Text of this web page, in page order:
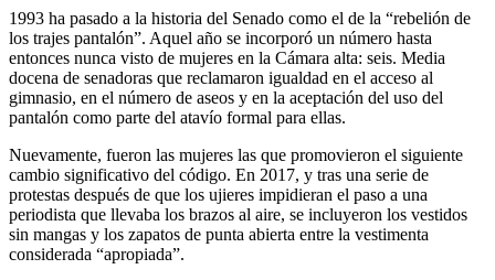
1993 ha pasado a la historia del Senado como el de la “rebelión de
los trajes pantalón”. Aquel año se incorporó un número hasta
entonces nunca visto de mujeres en la Cámara alta: seis. Media
docena de senadoras que reclamaron igualdad en el acceso al
gimnasio, en el número de aseos y en la aceptación del uso del
pantalón como parte del atavío formal para ellas.
Nuevamente, fueron las mujeres las que promovieron el siguiente
cambio significativo del código. En 2017, y tras una serie de
protestas después de que los ujieres impidieran el paso a una
periodista que llevaba los brazos al aire, se incluyeron los vestidos
sin mangas y los zapatos de punta abierta entre la vestimenta
considerada “apropiada”.